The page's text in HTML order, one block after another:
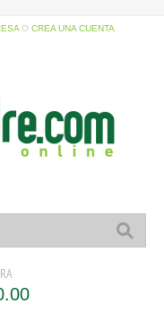
O CREA UNA CUENTA